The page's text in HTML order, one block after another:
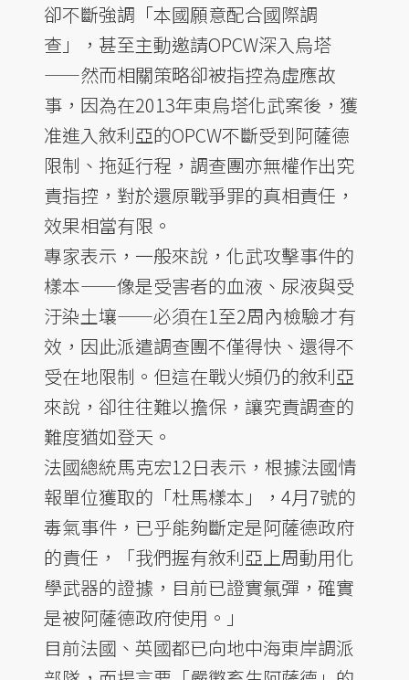
卻不斷強調「本國願意配合國際調
查」，甚至主動邀請OPCW深入烏塔
——然而相關策略卻被指控為虛應故
事，因為在2013年東烏塔化武案後，獲
准進入敘利亞的OPCW不斷受到阿薩德
限制、拖延行程，調查團亦無權作出究
責指控，對於還原戰爭罪的真相責任，
效果相當有限。
專家表示，一般來說，化武攻擊事件的
樣本——像是受害者的血液、尿液與受
汙染土壤——必須在1至2周內檢驗才有
效，因此派遣調查團不僅得快、還得不
受在地限制。但這在戰火頻仍的敘利亞
來說，卻往往難以擔保，讓究責調查的
難度猶如登天。
法國總統馬克宏12日表示，根據法國情
報單位獲取的「杜馬樣本」，4月7號的
毒氣事件，已乎能夠斷定是阿薩德政府
的責任，「我們握有敘利亞上周動用化
學武器的證據，目前已證實氯彈，確實
是被阿薩德政府使用。」
目前法國、英國都已向地中海東岸調派